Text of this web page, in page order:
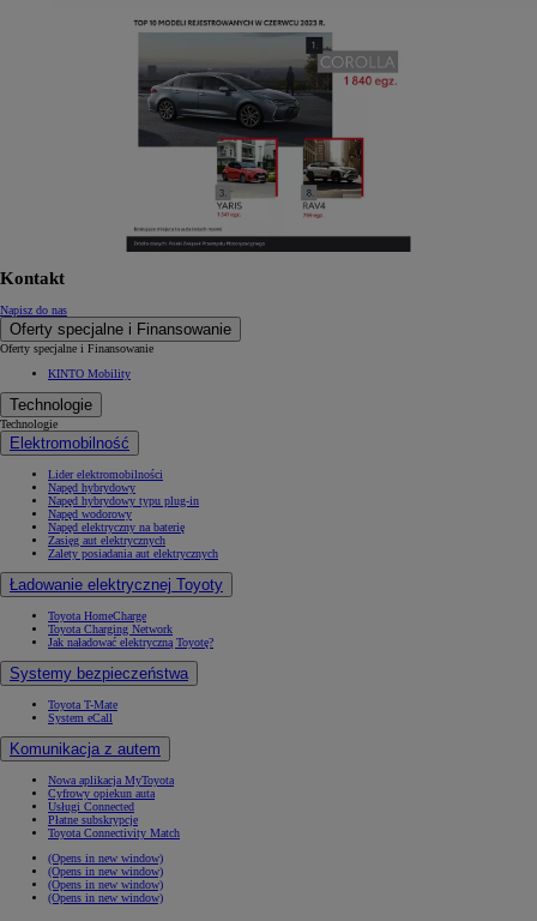
Kontakt
Napisz do nas
Oferty specjalne i Finansowanie
Oferty specjalne i Finansowanie
KINTO Mobility
Technologie
Technologie
Elektromobilność
Lider elektromobilności
Napęd hybrydowy
Napęd hybrydowy typu plug-in
Napęd wodorowy
Napęd elektryczny na baterię
Zasięg aut elektrycznych
Zalety posiadania aut elektrycznych
Ładowanie elektrycznej Toyoty
Toyota HomeCharge
Toyota Charging Network
Jak naładować elektryczną Toyotę?
Systemy bezpieczeństwa
Toyota T-Mate
System eCall
Komunikacja z autem
Nowa aplikacja MyToyota
Cyfrowy opiekun auta
Usługi Connected
Płatne subskrypcje
Toyota Connectivity Match
(Opens in new window)
(Opens in new window)
(Opens in new window)
(Opens in new window)